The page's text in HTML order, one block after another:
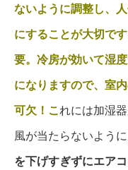
ないように調整し、
にすることが大切で
要。冷房が効いて湿
になりますので、室
可欠！これには加湿
風が当たらないよう
を下げすぎずにエア